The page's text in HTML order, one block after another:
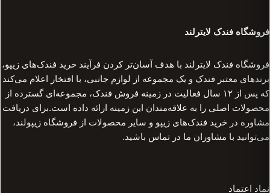
فروشگاه فندک لایترلند
فروشگاه فندک لایترلند با هدف آسان‌تر کردن فرآیند خرید فندک‌های زیپو،
برندهای معتبر فندک و یک مجموعه از لوازم جانبی، با افتخار اعلام می‌کند
که پس از ۱۲ سال فعالیت در زمینه فروش فندک، مجموعه‌ای گسترده از
محصولات اصلی را به علاقه‌مندان این زمینه ارائه داده است.برای دریافت
مشاوره در خرید فندک‌های زیپو و سایر محصولات از فروشگاه زیپولند،
می‌توانید با مشاوران ما در تماس باشید.
نماد اعتماد